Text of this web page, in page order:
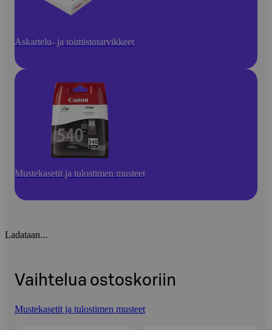
Askartelu- ja toimistotarvikkeet
Mustekasetit ja tulostimen musteet
Ladataan...
Vaihtelua ostoskoriin
Mustekasetit ja tulostimen musteet